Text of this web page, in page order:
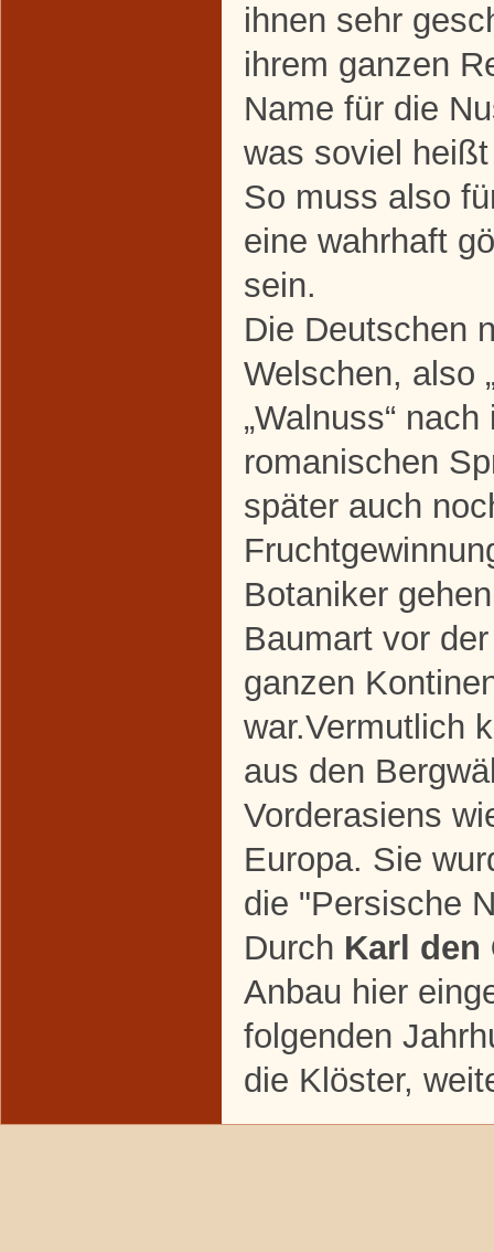
ihnen sehr
ihrem ganzen
Name für die
was soviel
So muss also
eine wahrhaft
sein.
Die Deutschen
Welschen, also
„Walnuss“
romanischen
später auch
Botaniker
Baumart vor
ganzen
war.Vermutlich
aus den
Vorderasiens
Europa. Sie
die "Persische
Durch Karl den
Anbau hier
folgenden
die Klöster,